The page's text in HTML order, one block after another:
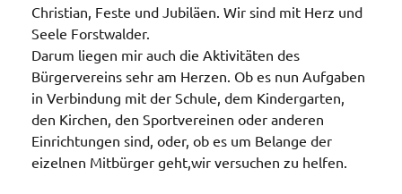
Christian, Feste und Jubiläen. Wir sind mit Herz und
Seele Forstwalder.
Darum liegen mir auch die Aktivitäten des
Bürgervereins sehr am Herzen. Ob es nun Aufgaben
in Verbindung mit der Schule, dem Kindergarten,
den Kirchen, den Sportvereinen oder anderen
Einrichtungen sind, oder, ob es um Belange der
eizelnen Mitbürger geht,wir versuchen zu helfen.